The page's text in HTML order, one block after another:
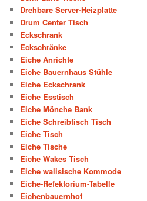
Drehbare Server-Heizplatte
Drum Center Tisch
Eckschrank
Eckschränke
Eiche Anrichte
Eiche Bauernhaus Stühle
Eiche Eckschrank
Eiche Esstisch
Eiche Mönche Bank
Eiche Schreibtisch Tisch
Eiche Tisch
Eiche Tische
Eiche Wakes Tisch
Eiche walisische Kommode
Eiche-Refektorium-Tabelle
Eichenbauernhof